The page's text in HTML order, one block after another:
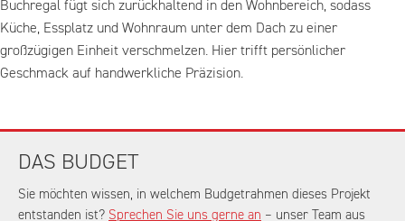
Buchregal fügt sich zurückhaltend in den Wohnbereich, sodass
Küche, Essplatz und Wohnraum unter dem Dach zu einer
großzügigen Einheit verschmelzen. Hier trifft persönlicher
Geschmack auf handwerkliche Präzision.
DAS BUDGET
Sie möchten wissen, in welchem Budgetrahmen dieses Projekt
entstanden ist? Sprechen Sie uns gerne an – unser Team aus